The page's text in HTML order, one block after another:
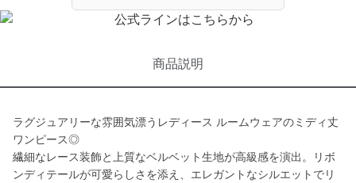
商品説明
ラグジュアリーな雰囲気漂うレディース ルームウェアのミディ丈
ワンピース◎
繊細なレース装飾と上質なベルベット生地が高級感を演出。リボ
ンディテールが可愛らしさを添え、エレガントなシルエットでリ